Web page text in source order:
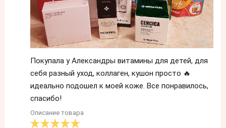
Покупала у Александры витамины для детей, для
себя разный уход, коллаген, кушон просто 🔥
идеально подошел к моей коже. Все понравилось,
спасибо!
Описание товара